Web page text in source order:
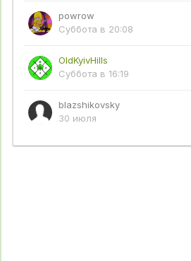
powrow
Суббота в 20:08
OldKyivHills
Суббота в 16:19
blazshikovsky
30 июля